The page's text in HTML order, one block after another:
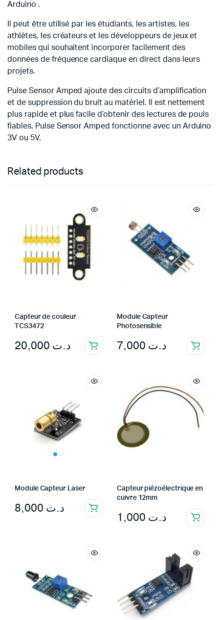
Arduino .
Il peut être utilisé par les étudiants, les artistes, les
athlètes, les créateurs et les développeurs de jeux et
mobiles qui souhaitent incorporer facilement des
données de fréquence cardiaque en direct dans leurs
projets.
Pulse Sensor Amped ajoute des circuits d’amplification
et de suppression du bruit au matériel. Il est nettement
plus rapide et plus facile d’obtenir des lectures de pouls
fiables. Pulse Sensor Amped fonctionne avec un Arduino
3V ou 5V.
Related products
Capteur de couleur
TCS3472
د.ت
Module Capteur
Photosensible
د.ت
Module Capteur Laser
د.ت
Capteur piézoélectrique en
cuivre 12mm
د.ت